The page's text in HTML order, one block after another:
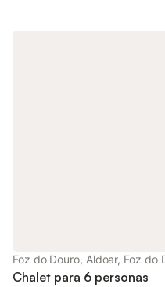
Bosch y está abierta al salón
habla con sus amigos y
Foz do Douro, Aldoar, Foz do
Chalet para 6 personas